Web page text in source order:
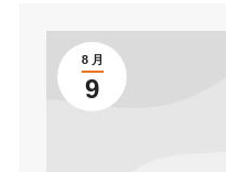
8 月
9